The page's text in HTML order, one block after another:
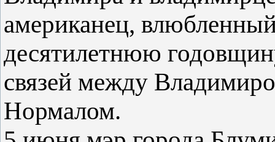
американец,
десятилетнюю
связей между
Нормалом.